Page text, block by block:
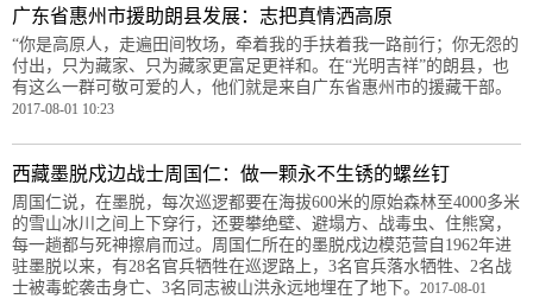
广东省惠州市援助朗县发展：志把真情洒高原
“你是高原人，走遍田间牧场，牵着我的手扶着我一路前行；你无怨的
付出，只为藏家、只为藏家更富足更祥和。在“光明吉祥”的朗县，也
有这么一群可敬可爱的人，他们就是来自广东省惠州市的援藏干部。
2017-08-01 10:23
西藏墨脱戍边战士周国仁：做一颗永不生锈的螺丝钉
周国仁说，在墨脱，每次巡逻都要在海拔600米的原始森林至4000多米
的雪山冰川之间上下穿行，还要攀绝壁、避塌方、战毒虫、住熊窝，
每一趟都与死神擦肩而过。周国仁所在的墨脱戍边模范营自1962年进
驻墨脱以来，有28名官兵牺牲在巡逻路上，3名官兵落水牺牲、2名战
士被毒蛇袭击身亡、3名同志被山洪永远地埋在了地下。 2017-08-01